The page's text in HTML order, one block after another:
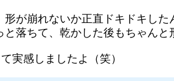
形が崩れないか正直ドキドキし
と落ちて、乾かした後もちゃんと
実感しましたよ（笑）